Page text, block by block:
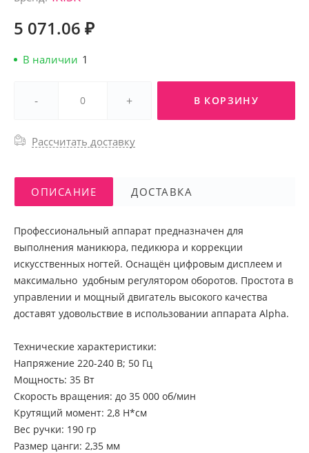
5 071.06 ₽
В наличии 1
- + В КОРЗИНУ
Рассчитать доставку
ОПИСАНИЕ ДОСТАВКА
Профессиональный аппарат предназначен для
выполнения маникюра, педикюра и коррекции
искусственных ногтей. Оснащён цифровым дисплеем и
максимально удобным регулятором оборотов. Простота в
управлении и мощный двигатель высокого качества
доставят удовольствие в использовании аппарата Alpha.
Технические характеристики:
Напряжение 220-240 В; 50 Гц
Мощность: 35 Вт
Скорость вращения: до 35 000 об/мин
Крутящий момент: 2,8 Н*см
Вес ручки: 190 гр
Размер цанги: 2,35 мм